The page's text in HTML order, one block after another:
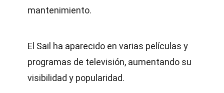
mantenimiento.
El Sail ha aparecido en varias películas y
programas de televisión, aumentando su
visibilidad y popularidad.